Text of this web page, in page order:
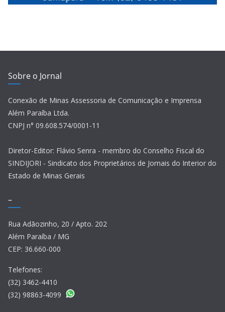
Sobre o Jornal
Conexão de Minas Assessoria de Comunicação e Imprensa
Além Paraíba Ltda.
CNPJ n° 09.608.574/0001-11
Diretor-Editor: Flávio Senra - membro do Conselho Fiscal do
SINDIJORI - Sindicato dos Proprietários de Jornais do Interior do
Estado de Minas Gerais
–
Rua Adãozinho, 20 / Apto. 202
Além Paraíba / MG
CEP: 36.660-000
Telefones:
(32) 3462-4410
(32) 98863-4099